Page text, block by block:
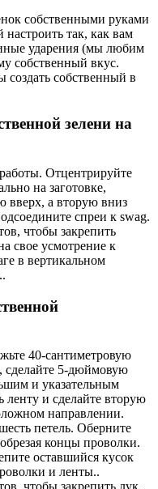
собственными руками
так, как вам
ударения (мы любим
собственный вкус.
создать собственный в
зелени на
Отцентрируйте
на заготовке,
вверх, а вторую вниз
спреи к swag.
чтобы закрепить
свое усмотрение к
в вертикальном
40-сантиметровую
сделайте 5-дюймовую
и указательным
и сделайте вторую
направлении.
петель. Оберните
концы проволки.
оставшийся кусок
и ленты..